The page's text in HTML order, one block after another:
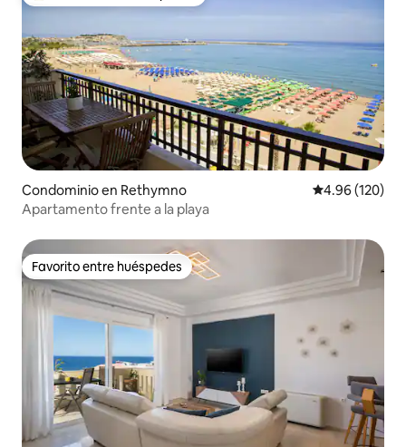
Condominio en Rethymno Calificación
4.96 (120)
Apartamento frente a la playa
Favorito entre huéspedes
Favorito entre huéspedes